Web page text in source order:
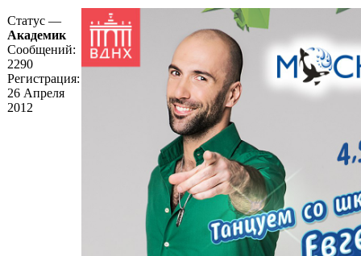
Статус —
Академик
Сообщений:
2290
Регистрация:
26 Апреля
2012